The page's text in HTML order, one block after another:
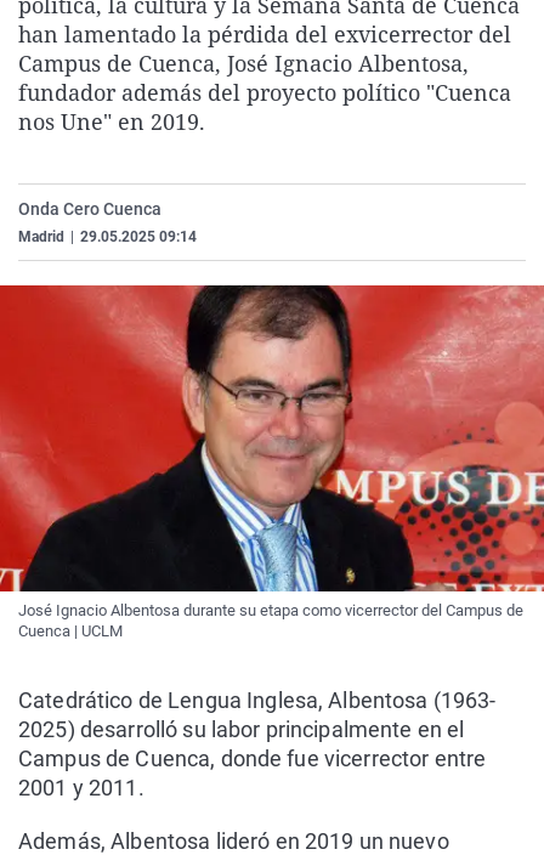
La rosa de los vientos
Gente viajera
Como el perro y el
Caso
Retornados
Equipo de
Extremadura
Galicia
La Rioja
País Vasco
Virales
Televisión
Elecciones
han lamentado la pérdida del exvicerrector del
Campus de Cuenca, José Ignacio Albentosa,
fundador además del proyecto político "Cuenca
nos Une" en 2019.
Onda Cero Cuenca
Madrid 29.05.2025 09:14
José Ignacio Albentosa durante su etapa como vicerrector del Campus de
Cuenca | UCLM
Catedrático de Lengua Inglesa, Albentosa (1963-
2025) desarrolló su labor principalmente en el
Campus de Cuenca, donde fue vicerrector entre
2001 y 2011.
Además, Albentosa lideró en 2019 un nuevo